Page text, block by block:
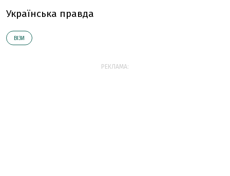
Українська правда
ВІЗИ
РЕКЛАМА: